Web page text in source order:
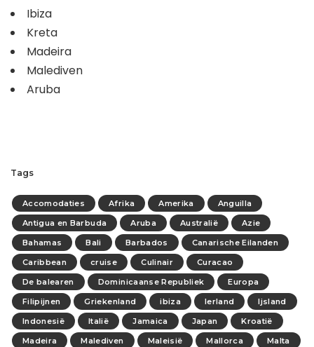
Ibiza
Kreta
Madeira
Malediven
Aruba
Tags
Accomodaties Afrika Amerika
Anguilla
Antigua en Barbuda
Aruba Australië
Azie
Bahamas
Bali Barbados
Canarische Eilanden
Caribbean
cruise Culinair
Curacao
De balearen
Dominicaanse Republiek
Europa
Filipijnen
Griekenland ibiza Ierland
Ijsland
Indonesië
Italië Jamaica Japan
Kroatië
Madeira
Malediven Maleisië Mallorca
Malta